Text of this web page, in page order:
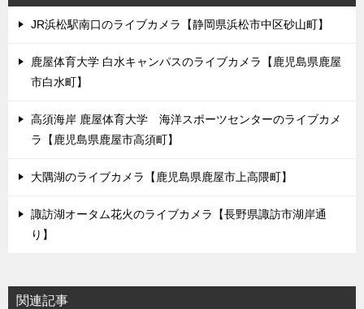
JR浜松駅南口のライブカメラ【静岡県浜松市中区砂山町】
鹿屋体育大学 白水キャンパスのライブカメラ【鹿児島県鹿屋
市白水町】
高須海岸 鹿屋体育大学 海洋スポーツセンターのライブカメ
ラ【鹿児島県鹿屋市高須町】
大隅湖のライブカメラ【鹿児島県鹿屋市上高隈町】
諏訪湖オータム花火のライブカメラ【長野県諏訪市湖岸通
り】
関連記事